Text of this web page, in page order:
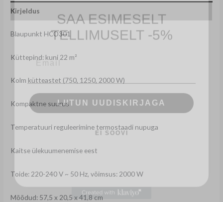
Kirjeldus
Blaupunkt HCO301
Küttepind: kuni 22 m²
Kolm kütteastet (750, 1250, 2000 W)
Kompaktne suurus
Temperatuuri reguleerimine termostaadi nupuga
Kaitse ülekuumenemise eest
Toide: 220-240 V ~ 50 Hz, võimsus: 2000 W
Mõõdud: 57,5 ​​x 20,5 x 41,8 cm
SAA ESIMESELT
TELLIMUSELT -5%